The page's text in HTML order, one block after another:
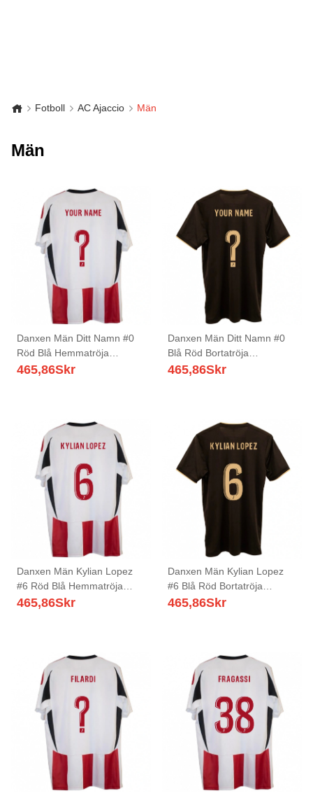
Fotboll AC Ajaccio Män
Män
Danxen Män Ditt Namn #0
Röd Blå Hemmatröja
Matchtröjor 2025/26 Tröjor
465,86Skr
Danxen Män Ditt Namn #0
Blå Röd Bortatröja
Matchtröjor 2025/26 Tröjor
465,86Skr
Danxen Män Kylian Lopez
#6 Röd Blå Hemmatröja
Matchtröjor 2025/26 Tröjor
465,86Skr
Danxen Män Kylian Lopez
#6 Blå Röd Bortatröja
Matchtröjor 2025/26 Tröjor
465,86Skr